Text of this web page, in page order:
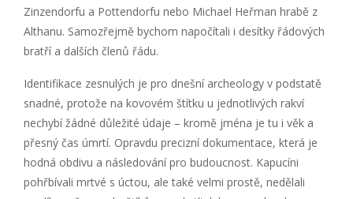
Zinzendorfu a Pottendorfu nebo Michael Heřman hrabě z
Althanu. Samozřejmě bychom napočítali i desítky řádových
bratří a dalších členů řádu.
Identifikace zesnulých je pro dnešní archeology v podstatě
snadné, protože na kovovém štítku u jednotlivých rakví
nechybí žádné důležité údaje – kromě jména je tu i věk a
přesný čas úmrtí. Opravdu precizní dokumentace, která je
hodná obdivu a následování pro budoucnost. Kapucíni
pohřbívali mrtvé s úctou, ale také velmi prostě, nedělali